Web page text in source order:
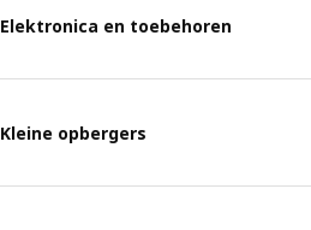
Elektronica en toebehoren
Kleine opbergers